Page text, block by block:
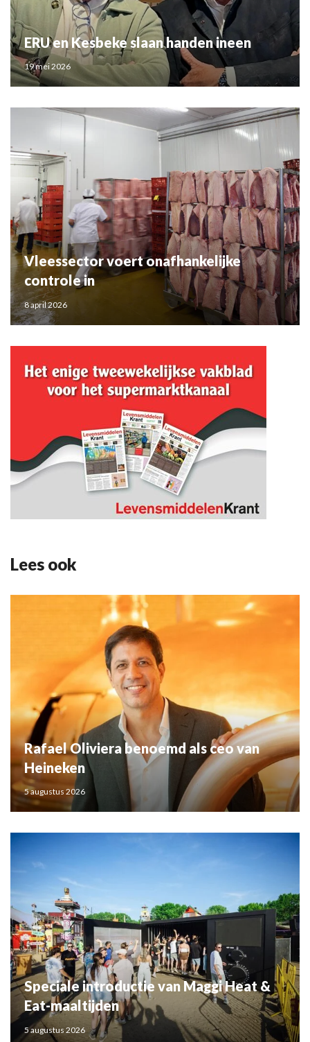
ERU en Kesbeke slaan handen ineen
19 mei 2026
Vleessector voert onafhankelijke
controle in
8 april 2026
Lees ook
Rafael Oliviera benoemd als ceo van
Heineken
5 augustus 2026
Speciale introductie van Maggi Heat &
Eat-maaltijden
5 augustus 2026